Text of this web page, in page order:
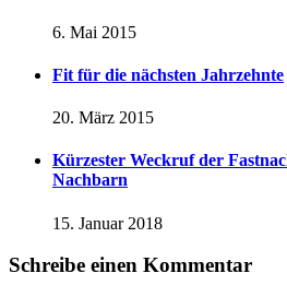
6. Mai 2015
Fit für die nächsten Jahrzehnte
20. März 2015
Kürzester Weckruf der
Nachbarn
15. Januar 2018
Schreibe einen Kommentar